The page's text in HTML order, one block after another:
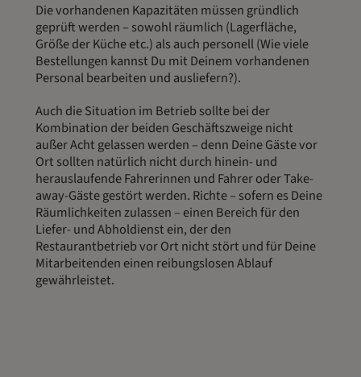
Die vorhandenen Kapazitäten müssen gründlich
geprüft werden – sowohl räumlich (Lagerfläche,
Größe der Küche etc.) als auch personell (Wie viele
Bestellungen kannst Du mit Deinem vorhandenen
Personal bearbeiten und ausliefern?).
Auch die Situation im Betrieb sollte bei der
Kombination der beiden Geschäftszweige nicht
außer Acht gelassen werden – denn Deine Gäste vor
Ort sollten natürlich nicht durch hinein- und
herauslaufende Fahrerinnen und Fahrer oder Take-
away-Gäste gestört werden. Richte – sofern es Deine
Räumlichkeiten zulassen – einen Bereich für den
Liefer- und Abholdienst ein, der den
Restaurantbetrieb vor Ort nicht stört und für Deine
Mitarbeitenden einen reibungslosen Ablauf
gewährleistet.